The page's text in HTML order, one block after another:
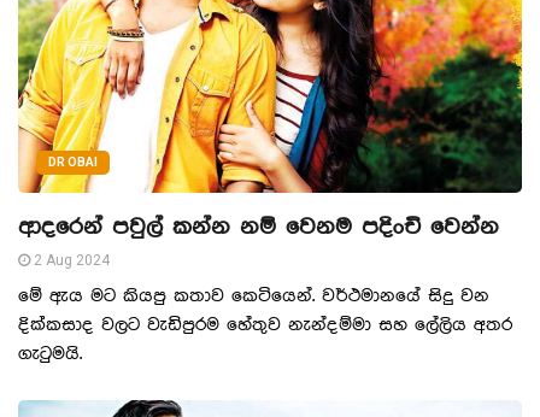
DR OBAI
ආදරෙන් පවුල් කන්න නම් වෙනම පදිංචි වෙන්න
2 Aug 2024
මේ ඇය මට කියපු කතාව කෙටියෙන්. වර්ථමානයේ සිදු වන
දික්කසාද වලට වැඩිපුරම හේතුව නැන්දම්මා සහ ලේලිය අතර
ගැටුමයි.